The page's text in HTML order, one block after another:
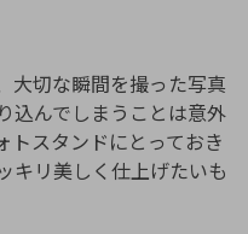
大切な瞬間を撮った写真
込んでしまうことは意外
トスタンドにとっておき
キリ美しく仕上げたいも